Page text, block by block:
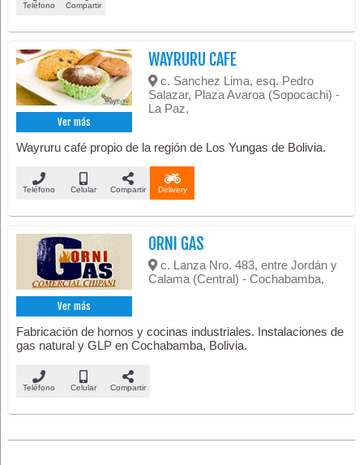
Teléfono Compartir
Ver más
WAYRURU CAFE
c. Sanchez Lima, esq. Pedro
Salazar, Plaza Avaroa (Sopocachi) -
La Paz,
Wayruru café propio de la región de Los Yungas de Bolivia.
Teléfono Celular Compartir Delivery
Ver más
ORNI GAS
c. Lanza Nro. 483, entre Jordán y
Calama (Central) - Cochabamba,
Fabricación de hornos y cocinas industriales. Instalaciones de
gas natural y GLP en Cochabamba, Bolivia.
Teléfono Celular Compartir